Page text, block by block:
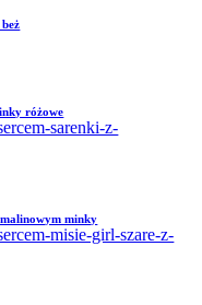
różowe
malinowym minky